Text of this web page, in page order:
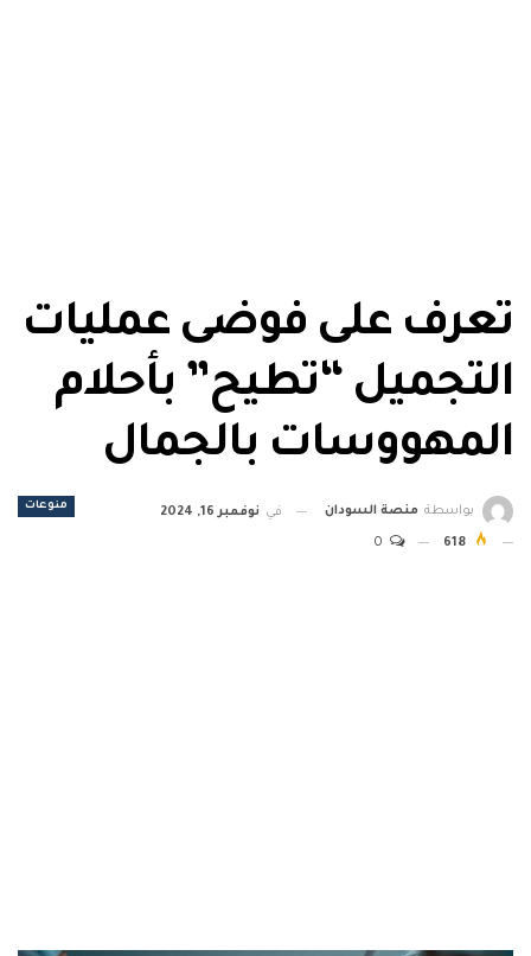
تعرف على فوضى عمليات
التجميل “تطيح” بأحلام
المهووسات بالجمال
منوعات بواسطة منصة السودان في نوفمبر 16, 2024
618